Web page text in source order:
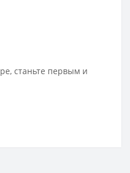
станьте первым и